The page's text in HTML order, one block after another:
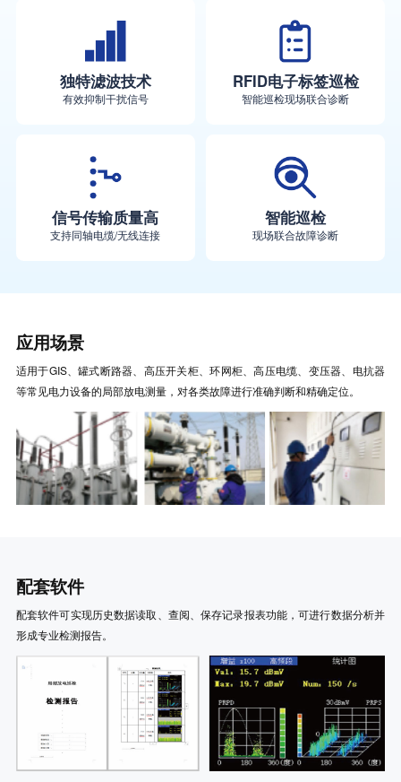
独特滤波技术
有效抑制干扰信号
RFID电子标签巡检
智能巡检现场联合诊断
信号传输质量高
支持同轴电缆/无线连接
智能巡检
现场联合故障诊断
应用场景
适用于GIS、罐式断路器、高压开关柜、环网柜、高压电缆、变压器、电抗器
等常见电力设备的局部放电测量，对各类故障进行准确判断和精确定位。
配套软件
配套软件可实现历史数据读取、查阅、保存记录报表功能，可进行数据分析并
形成专业检测报告。